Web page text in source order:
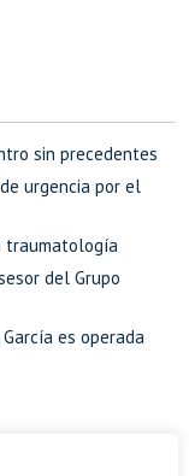
sin precedentes
urgencia por el
traumatología
del Grupo
es operada